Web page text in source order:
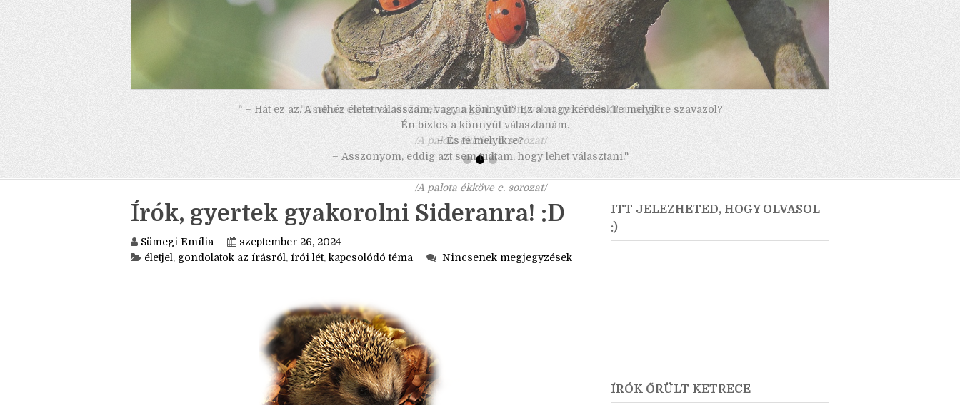
" – Hát ez az. A nehéz életet válasszam, vagy a könnyűt? Ez a nagy kérdés. Te melyikre szavazol?
– Én biztos a könnyűt választanám.
– És te melyikre?
– Asszonyom, eddig azt sem tudtam, hogy lehet választani."
/A palota ékköve c. sorozat/
Írók, gyertek gyakorolni Sideranra! :D
írói lét,kapcsolódó téma